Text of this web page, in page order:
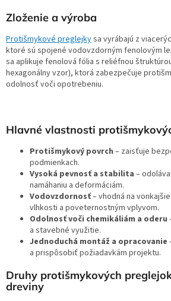
Zloženie a výroba
Protišmykové preglejkysa vyrábajú z
ktoré sú spojené vodovzdorným fenolovým
sa aplikuje fenolová fólia s reliéfnou
hexagonálny vzor), ktorá zabezpečuje
odolnosť voči opotrebeniu.
Hlavné vlastnosti
Protišmykový povrch – zaisťuje
podmienkach.
Vysoká pevnosť a stabilita –
namáhaniu a deformáciám.
Vodovzdornosť– vhodná na
vlhkosti a poveternostným vplyvom.
Odolnosť voči chemikáliám a oderu
a stavebné využitie.
Jednoduchá montáž a opracovanie
a prispôsobiť požiadavkám projektu.
Druhy protišmykových
dreviny